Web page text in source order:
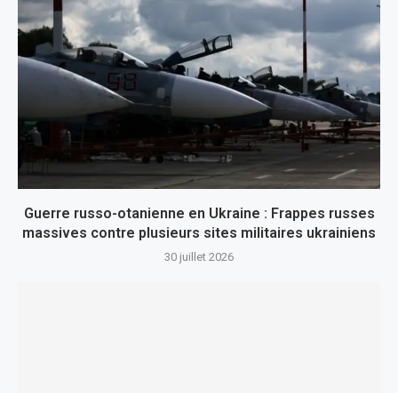
Guerre russo-otanienne en Ukraine : Frappes russes
massives contre plusieurs sites militaires ukrainiens
30 juillet 2026